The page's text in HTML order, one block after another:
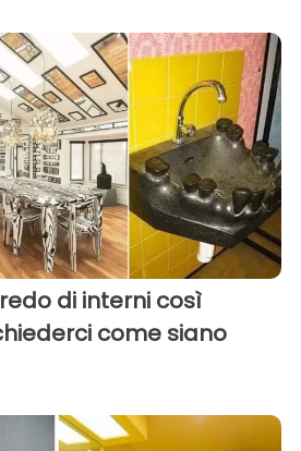
di interni così
come siano